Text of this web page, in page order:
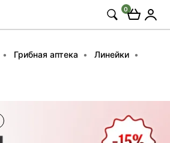
0
Грибная аптека
Линейки